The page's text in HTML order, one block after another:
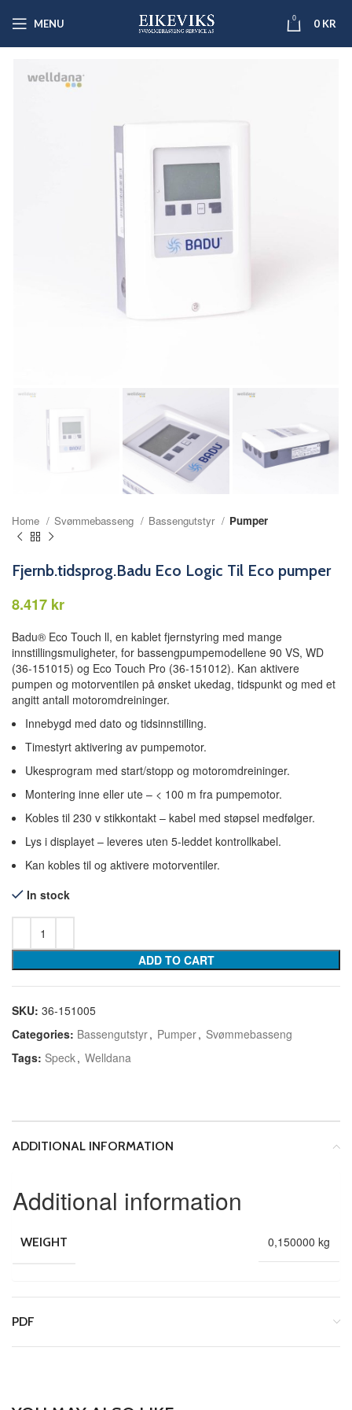
MENU 0 0 KR
Home Svømmebasseng Bassengutstyr Pumper
Fjernb.tidsprog.Badu Eco Logic Til Eco pumper
kr
Badu® Eco Touch ll, en kablet fjernstyring med mange
innstillingsmuligheter, for bassengpumpemodellene 90 VS, WD
(36-151015) og Eco Touch Pro (36-151012). Kan aktivere
pumpen og motorventilen på ønsket ukedag, tidspunkt og med et
angitt antall motoromdreininger.
Innebygd med dato og tidsinnstilling.
Timestyrt aktivering av pumpemotor.
Ukesprogram med start/stopp og motoromdreininger.
Montering inne eller ute – < 100 m fra pumpemotor.
Kobles til 230 v stikkontakt – kabel med støpsel medfølger.
Lys i displayet – leveres uten 5-leddet kontrollkabel.
Kan kobles til og aktivere motorventiler.
In stock
ADD TO CART
SKU: 36-151005
Categories: Bassengutstyr, Pumper, Svømmebasseng
Tags: Speck, Welldana
ADDITIONAL INFORMATION
Additional information
WEIGHT 0,150000 kg
PDF